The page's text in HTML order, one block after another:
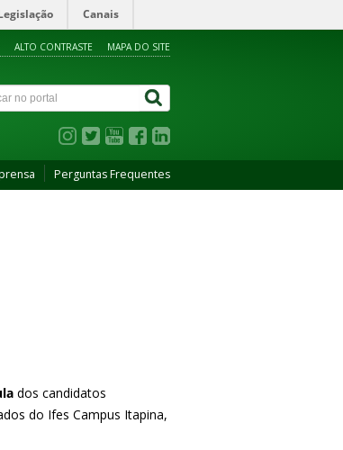
Canais
ALTO CONTRASTE MAPA DO SITE
Perguntas Frequentes
dos candidatos
do Ifes Campus Itapina,